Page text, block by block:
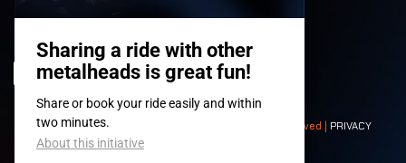
HISTOIRE
© 2008-2026- Apache Productions VZW – All rights reserved | PRIVACY
POLICY|CONDITIONS GÉNÉRALES